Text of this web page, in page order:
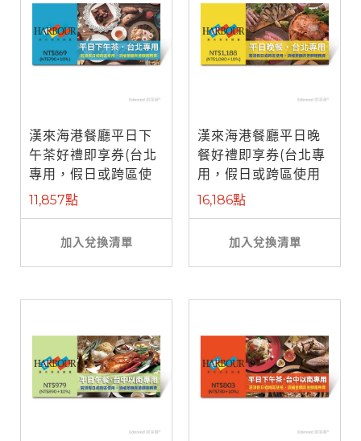
漢來海港餐廳平日下
午茶好禮即享券(台北
專用，假日或跨區使
用需補差額)
11,857點
加入兌換清單
漢來海港餐廳平日晚
餐好禮即享券(台北專
用，假日或跨區使用
需補差額)
16,186點
加入兌換清單